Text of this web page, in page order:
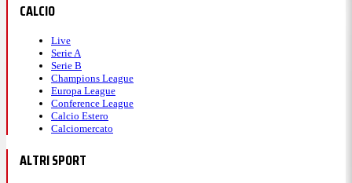
CALCIO
Live
Serie A
Serie B
Champions League
Europa League
Conference League
Calcio Estero
Calciomercato
ALTRI SPORT